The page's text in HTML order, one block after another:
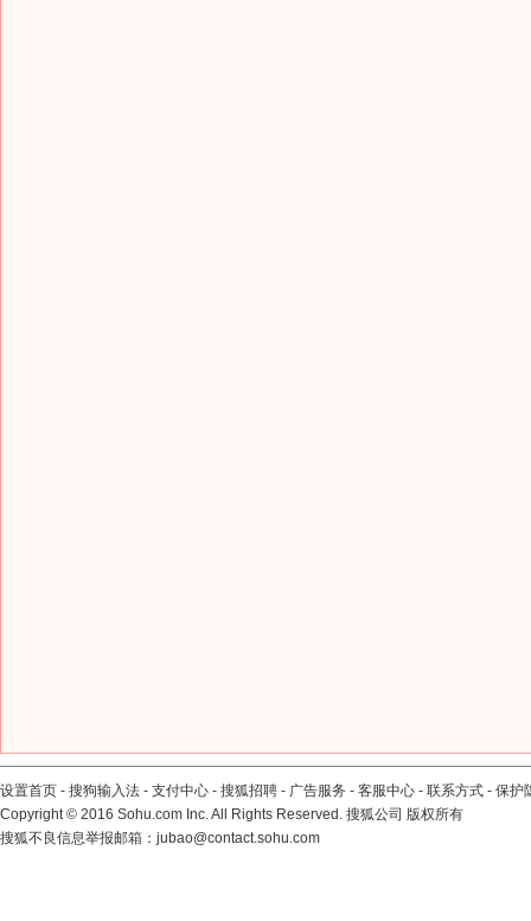
设置首页 - 搜狗输入法 - 支付中心 - 搜狐招聘 - 广告服务 - 客服中心 - 联系方式 - 保护
Copyright© 2016 Sohu.com Inc. All Rights Reserved. 搜狐公司 版权所有
搜狐不良信息举报邮箱： jubao@contact.sohu.com